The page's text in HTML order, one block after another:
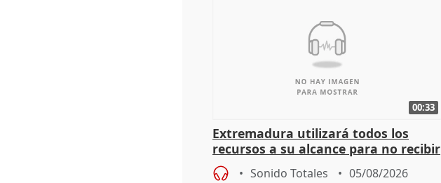
00:33
Extremadura utilizará todos los
recursos a su alcance para no recibir
más menores migrantes
Sonido Totales 05/08/2026